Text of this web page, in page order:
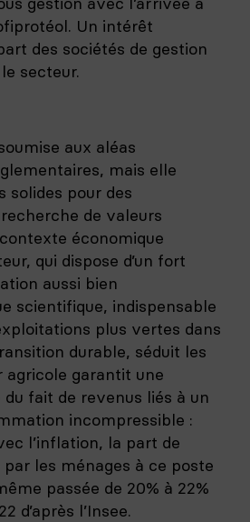
Un intérêt
des sociétés de gestion
secteur.
aux aléas
mais elle
solides pour des
de valeurs
économique
qui dispose d’un fort
aussi bien
scientifique, indispensable
plus vertes dans
durable, séduit les
agricole garantit une
fait de revenus liés à un
incompressible :
l’inflation, la part de
les ménages à ce poste
passée de 20% à 22%
d’après l’Insee.